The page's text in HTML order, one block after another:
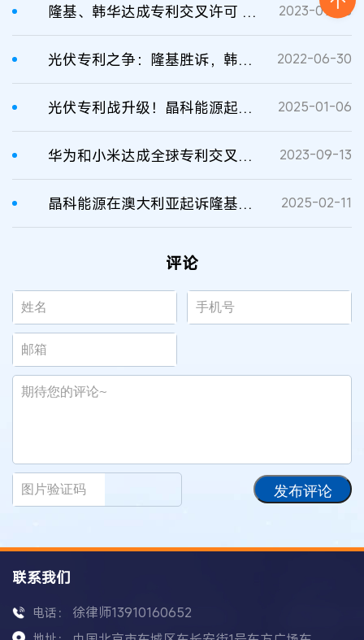
隆基、韩华达成专利交叉许可 已终结全球诉讼 2023-09-18
光伏专利之争：隆基胜诉，韩华在美专利再次被判无效 2022-06-30
光伏专利战升级！晶科能源起诉隆基绿能 2025-01-06
华为和小米达成全球专利交叉许可协议 2023-09-13
晶科能源在澳大利亚起诉隆基绿能 2025-02-11
评论
发布评论
联系我们
电话： 徐律师13910160652